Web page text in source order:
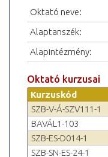
Oktató neve:
Alaptanszék:
Alapintézmény:
Oktató kurzusai
Kurzuskód
SZB-V-Á-SZV111-1
BAVÁL1-103
SZB-ES-D014-1
SZB-SN-ES-24-1